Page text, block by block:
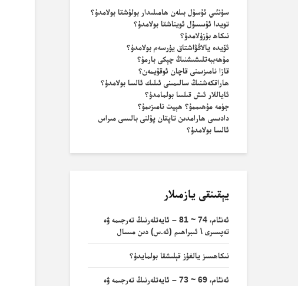
سۈنئىي ئۇسۇل بىلەن ھامىلىدار بولۇشقا بولامدۇ؟
تويدا ئۇسسۇل ئويناشقا بولامدۇ؟
نىكاھ بۇزۇلامدۇ؟
ئۆيدە يالاڭۋاشتاق يۈرسەم بولامدۇ؟
مۇھەببەتلىشىشنىڭ چېكى بارمۇ؟
قازا نامىزىمنى قاچان ئوقۇيمەن؟
ھاراقكەشنىڭ سالىمىنى ئىلىك ئالسا بولامدۇ؟
ئاياللار ئىش قىلسا بولمامدۇ؟
جۈمە مۇھىممۇ؟ ھېيت نامىزىمۇ؟
دادىسى ھارامدىن تاپقان پۇلنى بالىسى مىراس
ئالسا بولامدۇ؟
يېقىنقى يازمىلار
ئەنئام، 74 ~ 81 – ئايەتلەرنىڭ تەرجىمە ۋە
تەپسىرى \ ئىبراھىم (ئە.س) دىن مىسال
نىكاھسىز يالغۇز قېلىشقا بولمايدۇ؟
ئەنئام، 69 ~ 73 – ئايەتلەرنىڭ تەرجىمە ۋە